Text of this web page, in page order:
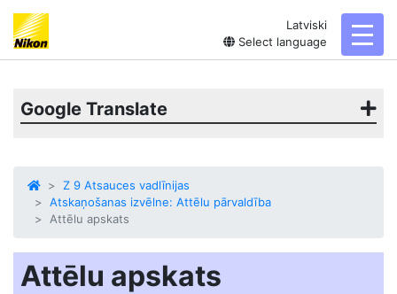
Latviski
Select language
Google Translate
Z 9 Atsauces vadlīnijas
Atskaņošanas izvēlne: Attēlu pārvaldība
Attēlu apskats
Attēlu apskats